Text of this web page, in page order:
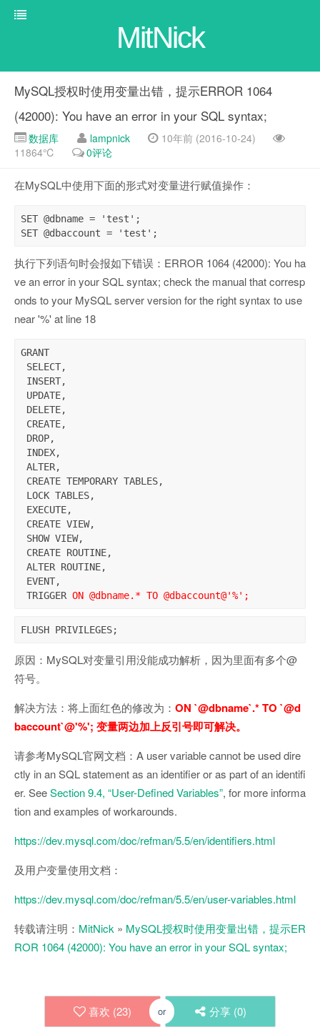
MitNick
MySQL授权时使用变量出错，提示ERROR 1064
(42000): You have an error in your SQL syntax;
数据库 lampnick
10年前 (2016-10-24)
11864℃
0评论
在MySQL中使用下面的形式对变量进行赋值操作：
SET @dbname = 'test';
SET @dbaccount = 'test';
执行下列语句时会报如下错误：ERROR 1064 (42000): You ha
ve an error in your SQL syntax; check the manual that corresp
onds to your MySQL server version for the right syntax to use
near '%' at line 18
GRANT
TRIGGER ON @dbname.* TO @dbaccount@'%';
FLUSH PRIVILEGES;
原因：MySQL对变量引用没能成功解析，因为里面有多个@
符号。
解决方法：将上面红色的修改为： ON `@dbname`.* TO `@d
baccount`@'%'; 变量两边加上反引号即可解决。
请参考MySQL官网文档：A user variable cannot be used dire
ctly in an SQL statement as an identifier or as part of an identifi
er. SeeSection 9.4, “User-Defined Variables”, for more informa
tion and examples of workarounds.
https://dev.mysql.com/doc/refman/5.5/en/identifiers.html
及用户变量使用文档：
https://dev.mysql.com/doc/refman/5.5/en/user-variables.html
转载请注明： MitNick » MySQL授权时使用变量出错，提示ER
ROR 1064 (42000): You have an error in your SQL syntax;
喜欢 (23) or 分享 (0)